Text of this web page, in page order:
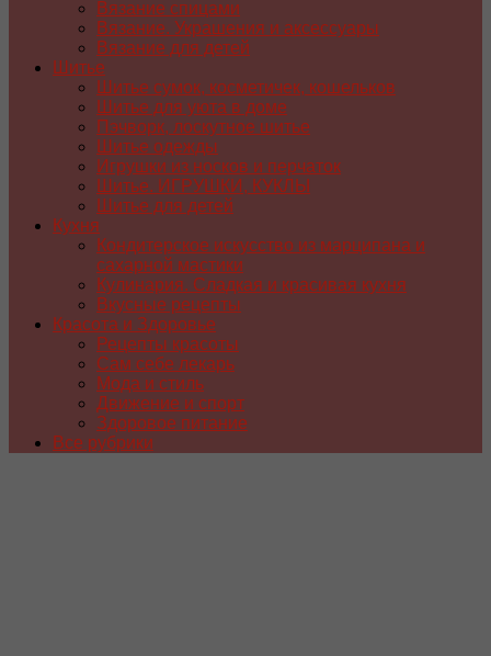
Вязание спицами
Вязание. Украшения и аксессуары
Вязание для детей
Шитье
Шитье сумок, косметичек, кошельков
Шитье для уюта в доме
Пэчворк, лоскутное шитье
Шитье одежды
Игрушки из носков и перчаток
Шитье. ИГРУШКИ, КУКЛЫ
Шитье для детей
Кухня
Кондитерское искусство из марципана и
сахарной мастики
Кулинария. Сладкая и красивая кухня
Вкусные рецепты
Красота и Здоровье
Рецепты красоты
Сам себе лекарь
Мода и стиль
Движение и спорт
Здоровое питание
Все рубрики